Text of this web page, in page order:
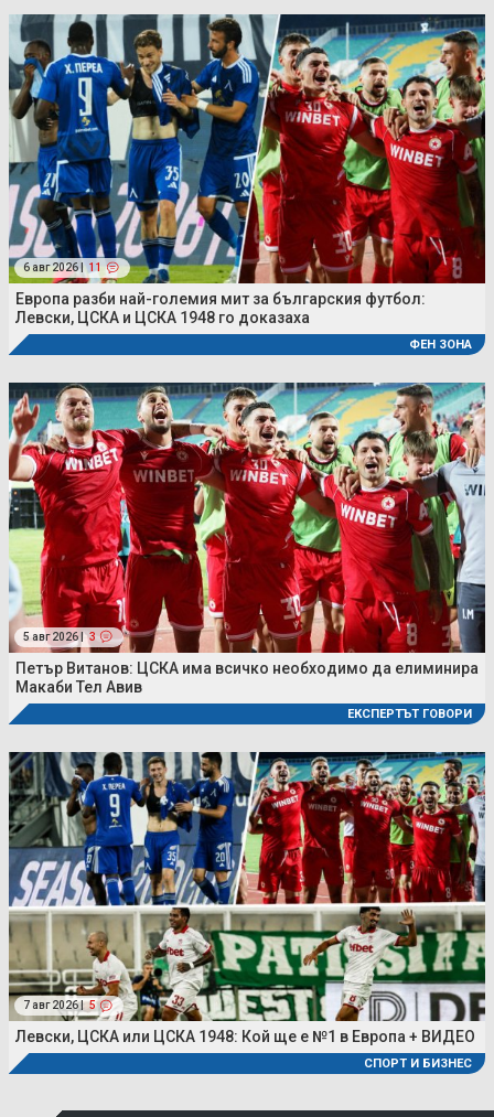
6 авг 2026 | 11
Европа разби най-големия мит за българския футбол:
Левски, ЦСКА и ЦСКА 1948 го доказаха
ФЕН ЗОНА
5 авг 2026 | 3
Петър Витанов: ЦСКА има всичко необходимо да елиминира
Макаби Тел Авив
ЕКСПЕРТЪТ ГОВОРИ
7 авг 2026 | 5
Левски, ЦСКА или ЦСКА 1948: Кой ще е №1 в Европа + ВИДЕО
СПОРТ И БИЗНЕС